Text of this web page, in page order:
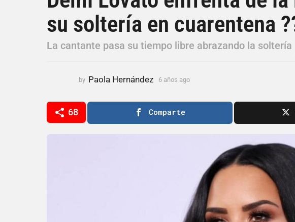
ñ
s
a
ñ
s
a
su soltería en cuarentena
La cantante pasa su tiempo libre abrazando la soltería
by Paola Hernández 6 años ago
68 Comparte